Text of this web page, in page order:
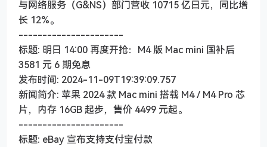
与网络服务（G&NS）部门营收 10715 亿日元，同比增
长 12%。
----------------------
标题: 明日 14:00 再度开抢：M4 版 Mac mini 国补后
3581 元 6 期免息
发布时间: 2024-11-09T19:39:09.757
新闻简介: 苹果 2024 款 Mac mini 搭载 M4 / M4 Pro 芯
片，内存 16GB 起步，售价 4499 元起。
----------------------
标题: eBay 宣布支持支付宝付款